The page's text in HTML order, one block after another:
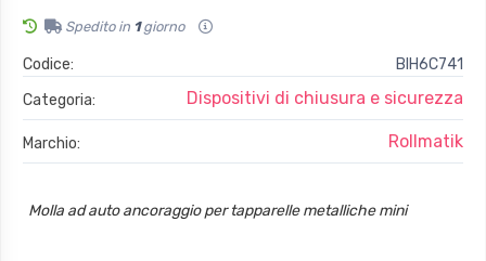
Spedito in 1giorno
Codice:
BIH6C741
Categoria:
Dispositivi di chiusura e sicurezza
Marchio: Rollmatik
Molla ad auto ancoraggio per tapparelle metalliche mini